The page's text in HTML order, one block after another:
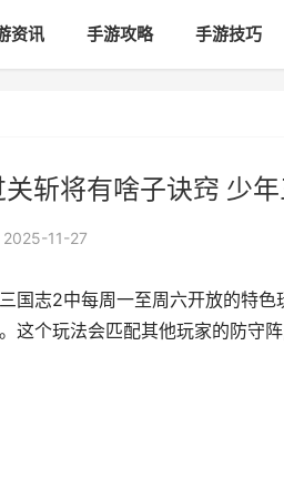
资讯 手游攻略 手游技巧
斩将有啥子诀窍 少
2025-11-27
国志2中每周一至周六开放的特
这个玩法会匹配其他玩家的防守